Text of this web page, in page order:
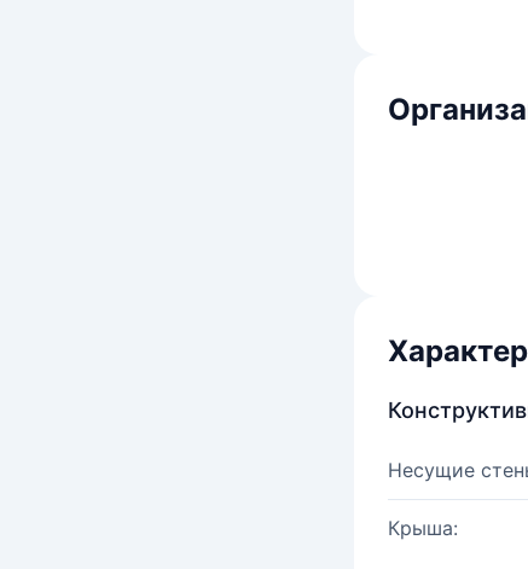
Несущие
Крыша: